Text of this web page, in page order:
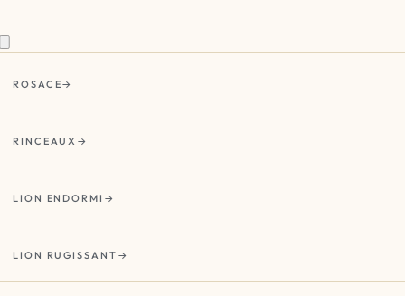
ROSACE
RINCEAUX
LION ENDORMI
LION RUGISSANT